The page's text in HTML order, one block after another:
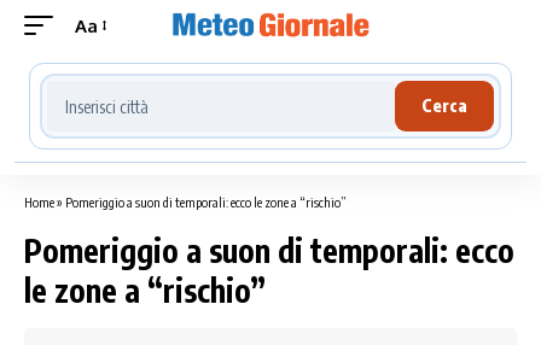
Aa
Cerca località meteo
Cerca
Home» Pomeriggio a suon di temporali: ecco le zone a “rischio”
Pomeriggio a suon di temporali: ecco
le zone a “rischio”